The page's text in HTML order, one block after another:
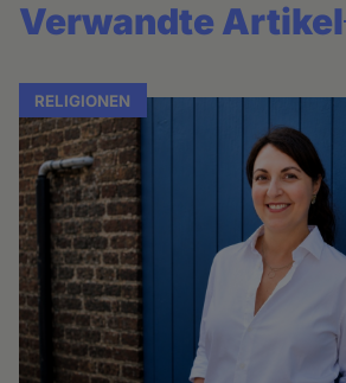
Verwandte Artikel
RELIGIONEN